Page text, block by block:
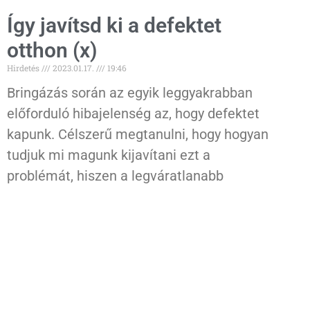
Így javítsd ki a defektet
otthon (x)
Hirdetés 2023.01.17. 19:46
Bringázás során az egyik leggyakrabban
előforduló hibajelenség az, hogy defektet
kapunk. Célszerű megtanulni, hogy hogyan
tudjuk mi magunk kijavítani ezt a
problémát, hiszen a legváratlanabb